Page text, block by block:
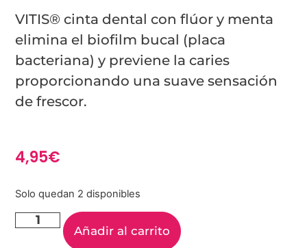
VITIS® cinta dental con flúor y menta
elimina el biofilm bucal (placa
bacteriana) y previene la caries
proporcionando una suave sensación
de frescor.
4,95€
Solo quedan 2 disponibles
Añadir al carrito